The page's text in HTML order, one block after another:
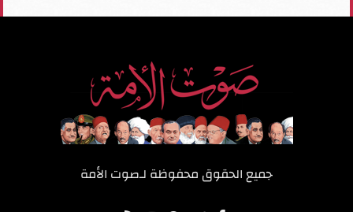
جميع الحقوق محفوظة لـصوت الأمة